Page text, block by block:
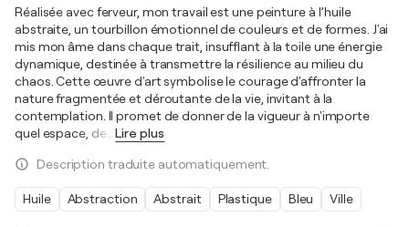
Réalisée avec ferveur, mon travail est une peinture à l’huile
abstraite, un tourbillon émotionnel de couleurs et de formes. J'ai
mis mon âme dans chaque trait, insufflant à la toile une énergie
dynamique, destinée à transmettre la résilience au milieu du
chaos. Cette œuvre d'art symbolise le courage d'affronter la
nature fragmentée et déroutante de la vie, invitant à la
contemplation. Il promet de donner de la vigueur à n'importe
quel espace, de
Lire plus
Description traduite automatiquement.
Huile Abstraction Abstrait Plastique Bleu Ville